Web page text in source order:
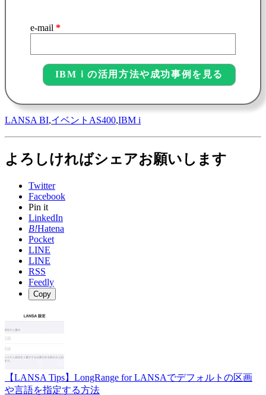
e-mail *
LANSA BI,イベント AS400,IBM i
よろしければシェアお願いします
Twitter
Facebook
Pin it
LinkedIn
B!Hatena
Pocket
LINE
LINE
RSS
Feedly
Copy
【LANSA Tips】LongRange for LANSAでデフォルトの区画
や言語を指定する方法